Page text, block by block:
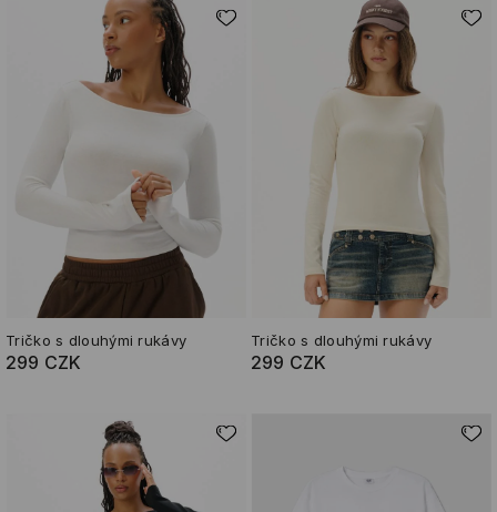
Tričko s dlouhými rukávy
299 CZK
Tričko s dlouhými rukávy
299 CZK